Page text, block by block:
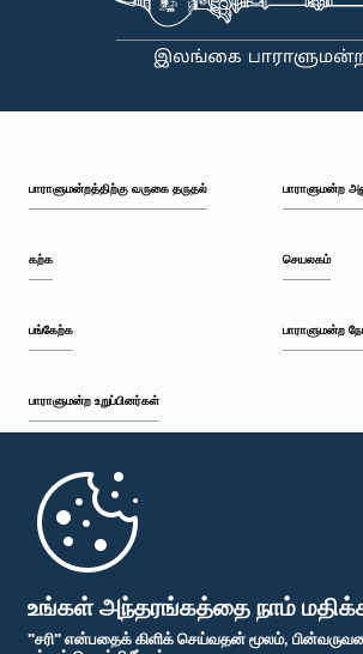
உங்கள் அந்தரங்கத்தை நாம்
"சரி" என்பதைக் கிளிக் செய்வதன் மூலம்,
பாராளுமன்றத்திற்கு வருகை தருதல்
கற்க
பங்கேற்க
பாராளுமன்ற உறுப்பினர்கள்
முதற்பக்கம்
பாராளுமன்ற
செயலகம்
பாராளுமன்ற
பாராளுமன்ற கையடக்க செயலி